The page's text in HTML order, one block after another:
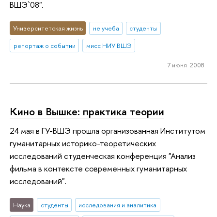
ВШЭ`08".
Университетская жизнь не учеба
студенты
репортаж о событии
мисс НИУ ВШЭ
7 июня 2008
Кино в Вышке: практика теории
24 мая в ГУ-ВШЭ прошла организованная Институтом
гуманитарных историко-теоретических
исследований студенческая конференция "Анализ
фильма в контексте современных гуманитарных
исследований".
Наука студенты
исследования и аналитика